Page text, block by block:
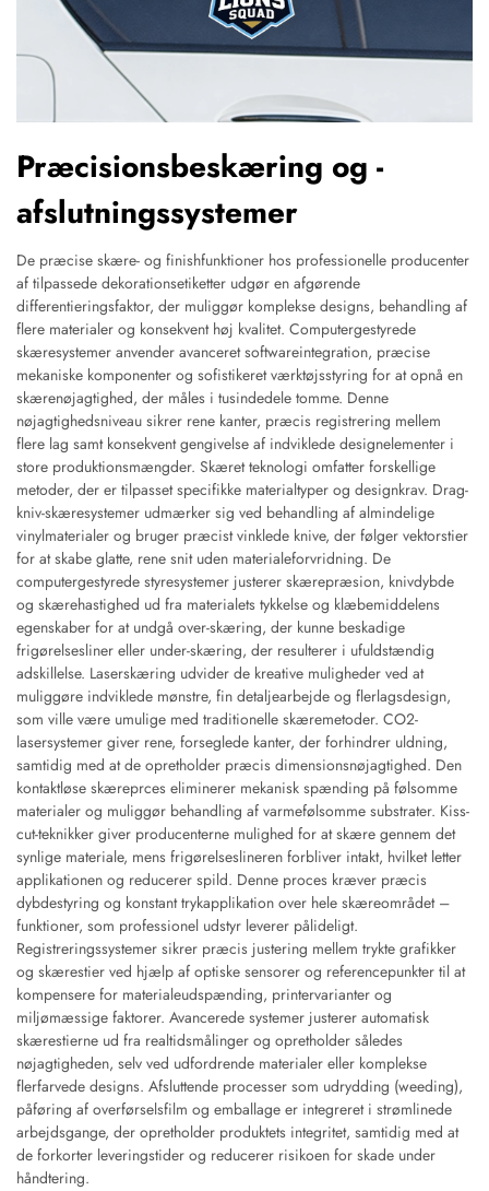
Præcisionsbeskæring og -
afslutningssystemer
De præcise skære- og finishfunktioner hos professionelle producenter
af tilpassede dekorationsetiketter udgør en afgørende
differentieringsfaktor, der muliggør komplekse designs, behandling af
flere materialer og konsekvent høj kvalitet. Computergestyrede
skæresystemer anvender avanceret softwareintegration, præcise
mekaniske komponenter og sofistikeret værktøjsstyring for at opnå en
skærenøjagtighed, der måles i tusindedele tomme. Denne
nøjagtighedsniveau sikrer rene kanter, præcis registrering mellem
flere lag samt konsekvent gengivelse af indviklede designelementer i
store produktionsmængder. Skæret teknologi omfatter forskellige
metoder, der er tilpasset specifikke materialtyper og designkrav. Drag-
kniv-skæresystemer udmærker sig ved behandling af almindelige
vinylmaterialer og bruger præcist vinklede knive, der følger vektorstier
for at skabe glatte, rene snit uden materialeforvridning. De
computergestyrede styresystemer justerer skærepræsion, knivdybde
og skærehastighed ud fra materialets tykkelse og klæbemiddelens
egenskaber for at undgå over-skæring, der kunne beskadige
frigørelsesliner eller under-skæring, der resulterer i ufuldstændig
adskillelse. Laserskæring udvider de kreative muligheder ved at
muliggøre indviklede mønstre, fin detaljearbejde og flerlagsdesign,
som ville være umulige med traditionelle skæremetoder. CO2-
lasersystemer giver rene, forseglede kanter, der forhindrer uldning,
samtidig med at de opretholder præcis dimensionsnøjagtighed. Den
kontaktløse skæreprces eliminerer mekanisk spænding på følsomme
materialer og muliggør behandling af varmefølsomme substrater. Kiss-
cut-teknikker giver producenterne mulighed for at skære gennem det
synlige materiale, mens frigørelseslineren forbliver intakt, hvilket letter
applikationen og reducerer spild. Denne proces kræver præcis
dybdestyring og konstant trykapplikation over hele skæreområdet –
funktioner, som professionel udstyr leverer pålideligt.
Registreringssystemer sikrer præcis justering mellem trykte grafikker
og skærestier ved hjælp af optiske sensorer og referencepunkter til at
kompensere for materialeudspænding, printervarianter og
miljømæssige faktorer. Avancerede systemer justerer automatisk
skærestierne ud fra realtidsmålinger og opretholder således
nøjagtigheden, selv ved udfordrende materialer eller komplekse
flerfarvede designs. Afsluttende processer som udrydding (weeding),
påføring af overførselsfilm og emballage er integreret i strømlinede
arbejdsgange, der opretholder produktets integritet, samtidig med at
de forkorter leveringstider og reducerer risikoen for skade under
håndtering.